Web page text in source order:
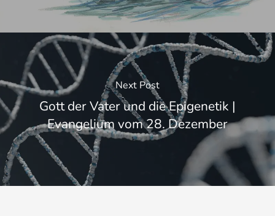
Next Post
Gott der Vater und die Epigenetik |
Evangelium vom 28. Dezember